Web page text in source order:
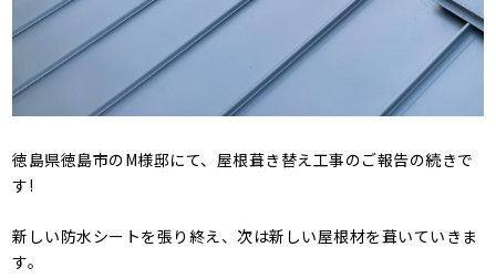
徳島県徳島市のM様邸にて、屋根葺き替え工事のご報告の続きで
す!
新しい防水シートを張り終え、次は新しい屋根材を葺いていきま
す。